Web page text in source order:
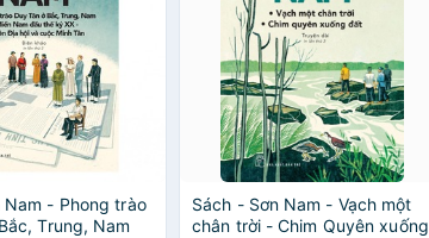
Nam - Phong trào
Trung, Nam
Sách - Sơn Nam - Vạch một
chân trời - Chim Quyên xuống